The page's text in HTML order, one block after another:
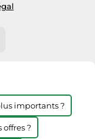
importants ?
offres ?